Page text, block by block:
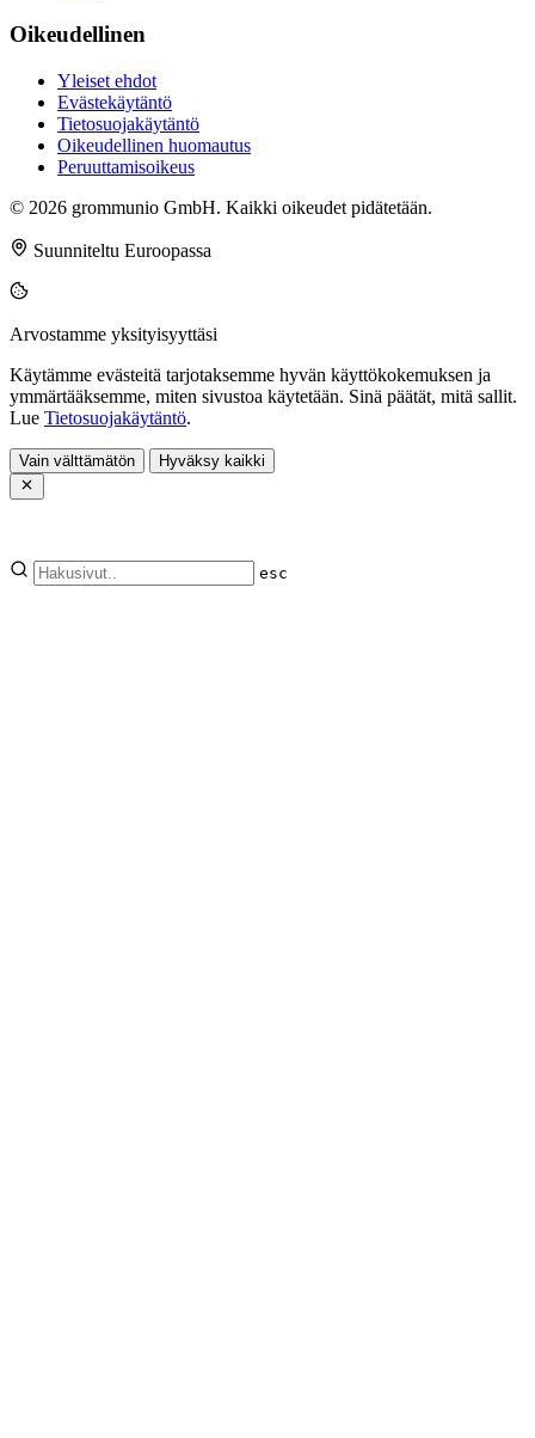
Oikeudellinen
Yleiset ehdot
Evästekäytäntö
Tietosuojakäytäntö
Oikeudellinen huomautus
Peruuttamisoikeus
© 2026 grommunio GmbH. Kaikki oikeudet pidätetään.
Suunniteltu Euroopassa
Arvostamme yksityisyyttäsi
Käytämme evästeitä tarjotaksemme hyvän käyttökokemuksen ja
ymmärtääksemme, miten sivustoa käytetään. Sinä päätät, mitä sallit.
Lue Tietosuojakäytäntö.
Vain välttämätön Hyväksy kaikki
esc